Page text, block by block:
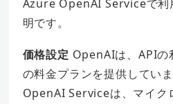
Azure OpenAI Serviceで利
明です。
価格設定 OpenAIは、APIの
の料金プランを提供してい
OpenAI Serviceは、マイク